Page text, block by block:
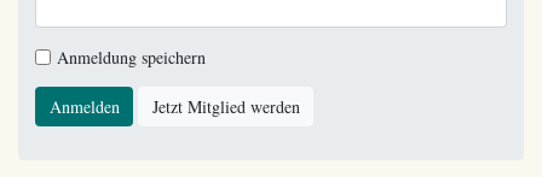
Anmeldung speichern
Anmelden Jetzt Mitglied werden